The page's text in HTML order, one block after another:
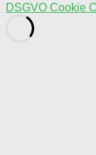
DSGVO Cookie